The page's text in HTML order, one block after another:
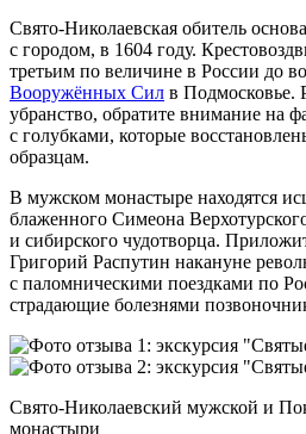
Свято‑Николаевская обитель
с городом, в 1604 году.
третьим по величине в России до
Вооружённых Сил в Подмосковье.
убранство, обратите внимание на
с голубками, которые
образцам.
В мужском монастыре находятся
блаженного Симеона
и сибирского чудотворца.
Григорий Распутин накануне
с паломническими поездками по
страдающие болезнями
Свято‑Николаевский мужской и
монастыри